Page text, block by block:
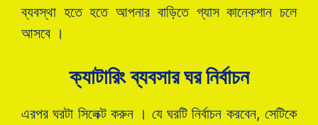
ব্যবস্থা হতে হতে আপনার বাড়িতে গ্যাস কানেকশান চলে
আসবে ।
ক্যাটারিং ব্যবসার ঘর নির্বাচন
এরপর ঘরটা সিলেক্ট করুন । যে ঘরটি নির্বাচন করবেন, সেটিকে